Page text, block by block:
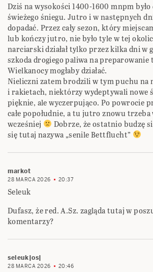
Dziś na wysokości 1400-1600 mnpm
świeżego śniegu. Jutro i w następnych
dopadać. Przez cały sezon, który
lub kończy jutro, nie było tyle w tej
narciarski działał tylko przez kilka dni w
szkoda drogiego paliwa na preparowanie
Wielkanocy mogłaby działać.
Nieliczni zatem brodzili w tym puchu na
i rakietach, niektórzy wydeptywali nowe
pięknie, ale wyczerpująco. Po powrocie
całe popołudnie, a tu jutro znowu trzeba
wcześniej
Dobrze, że ostatnio budzę
się tutaj nazywa „senile Bettflucht”
markot
28 MARCA 2026 20:37
Seleuk
Dufasz, że red. A.Sz. zagląda tutaj w
komentarzy?
seleuk|os|
28 MARCA 2026 20:46